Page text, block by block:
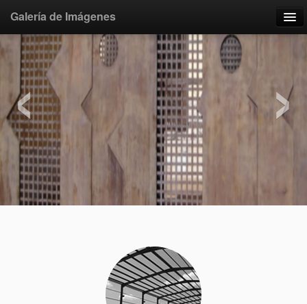
Galería de Imágenes
La empresa
Servicios
Contacta!!
‹ ›